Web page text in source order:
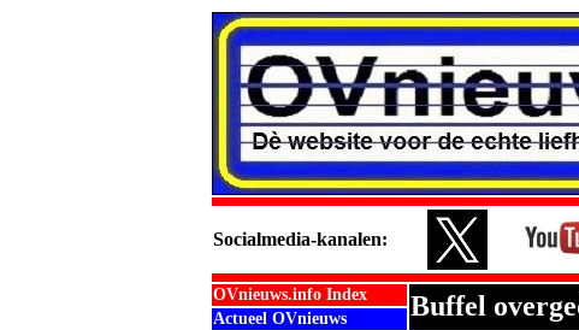
Socialmedia-kanalen:
OVnieuws.info Index Buffel
Actueel OVnieuws